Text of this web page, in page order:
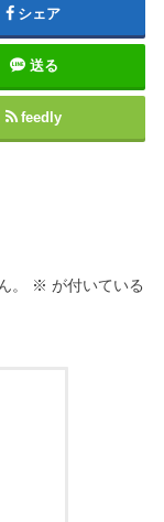
シェア
送る
feedly
。 ※ が付いている